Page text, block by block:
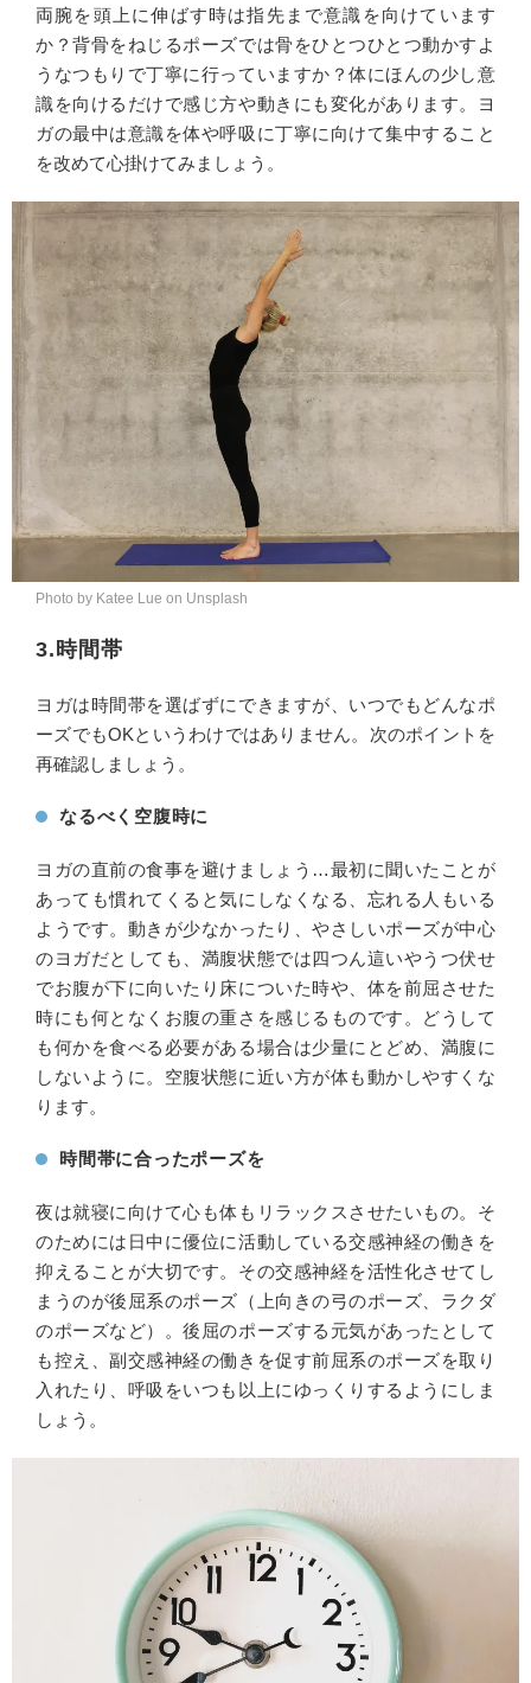
両腕を頭上に伸ばす時は指先まで意識を向けています
か？背骨をねじるポーズでは骨をひとつひとつ動かすよ
うなつもりで丁寧に行っていますか？体にほんの少し意
識を向けるだけで感じ方や動きにも変化があります。ヨ
ガの最中は意識を体や呼吸に丁寧に向けて集中すること
を改めて心掛けてみましょう。
Photo by Katee Lue on Unsplash
3.時間帯
ヨガは時間帯を選ばずにできますが、いつでもどんなポ
ーズでもOKというわけではありません。次のポイントを
再確認しましょう。
なるべく空腹時に
ヨガの直前の食事を避けましょう…最初に聞いたことが
あっても慣れてくると気にしなくなる、忘れる人もいる
ようです。動きが少なかったり、やさしいポーズが中心
のヨガだとしても、満腹状態では四つん這いやうつ伏せ
でお腹が下に向いたり床についた時や、体を前屈させた
時にも何となくお腹の重さを感じるものです。どうして
も何かを食べる必要がある場合は少量にとどめ、満腹に
しないように。空腹状態に近い方が体も動かしやすくな
ります。
時間帯に合ったポーズを
夜は就寝に向けて心も体もリラックスさせたいもの。そ
のためには日中に優位に活動している交感神経の働きを
抑えることが大切です。その交感神経を活性化させてし
まうのが後屈系のポーズ（上向きの弓のポーズ、ラクダ
のポーズなど）。後屈のポーズする元気があったとして
も控え、副交感神経の働きを促す前屈系のポーズを取り
入れたり、呼吸をいつも以上にゆっくりするようにしま
しょう。